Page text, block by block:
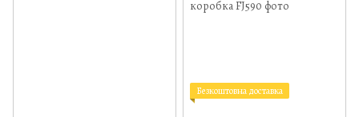
Безкоштовна доставка